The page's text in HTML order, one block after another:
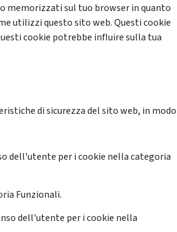
memorizzati sul tuo browser in quanto
utilizzi questo sito web. Questi cookie
cookie potrebbe influire sulla tua
di sicurezza del sito web, in modo
dell'utente per i cookie nella categoria
Funzionali.
dell'utente per i cookie nella